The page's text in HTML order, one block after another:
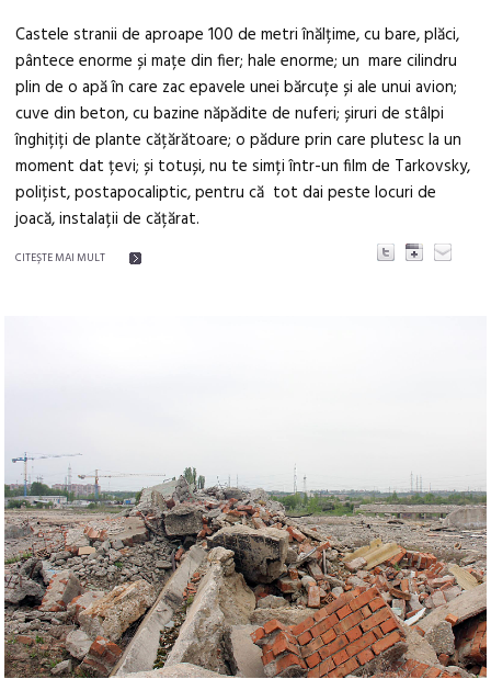
Castele stranii de aproape 100 de metri înălțime, cu bare, plăci,
pântece enorme și mațe din fier; hale enorme; un mare cilindru
plin de o apă în care zac epavele unei bărcuțe și ale unui avion;
cuve din beton, cu bazine năpădite de nuferi; șiruri de stâlpi
înghițiți de plante cățărătoare; o pădure prin care plutesc la un
moment dat țevi; și totuși, nu te simți într-un film de Tarkovsky,
polițist, postapocaliptic, pentru că tot dai peste locuri de
joacă, instalații de cățărat.
CITEŞTE MAI MULT